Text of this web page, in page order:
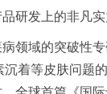
研发上的非凡实
领域的突破性
着等皮肤问题